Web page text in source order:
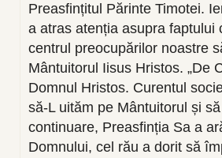
Preasfințitul Părinte Timotei.
a atras atenția asupra faptului
centrul preocupărilor noastre
Mântuitorul Iisus Hristos. „De
Domnul Hristos. Curentul
să-L uităm pe Mântuitorul și
continuare, Preasfinția Sa a
Domnului, cel rău a dorit să